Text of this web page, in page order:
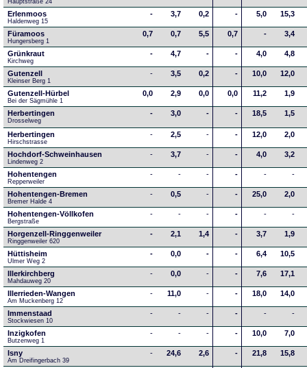
Hauptstraße 24
Erlenmoos
Haldenweg 15
- 3,7 0,2 - 5,0 15,3
Füramoos
Hungersberg 1
0,7 0,7 5,5 0,7 - 3,4
Grünkraut
Kirchweg
- 4,7 - - 4,0 4,8
Gutenzell
Kleinser Berg 1
- 3,5 0,2 - 10,0 12,0
Gutenzell-Hürbel
Bei der Sägmühle 1
0,0 2,9 0,0 0,0 11,2 1,9
Herbertingen
Drosselweg
- 3,0 - - 18,5 1,5
Herbertingen
Hirschstrasse
- 2,5 - - 12,0 2,0
Hochdorf-Schweinhausen
Lindenweg 2
- 3,7 - - 4,0 3,2
Hohentengen
Repperweiler
- - - - - -
Hohentengen-Bremen
Bremer Halde 4
- 0,5 - - 25,0 2,0
Hohentengen-Völlkofen
Bergstraße
- - - - - -
Horgenzell-Ringgenweiler
Ringgenweiler 620
- 2,1 1,4 - 3,7 1,9
Hüttisheim
Ulmer Weg 2
- 0,0 - - 6,4 10,5
Illerkirchberg
Mahdauweg 20
- 0,0 - - 7,6 17,1
Illerrieden-Wangen
Am Muckenberg 12
- 11,0 - - 18,0 14,0
Immenstaad
Stockwiesen 10
- - - - - -
Inzigkofen
Butzenweg 1
- - - - 10,0 7,0
Isny
Am Dreifingerbach 39
- 24,6 2,6 - 21,8 15,8